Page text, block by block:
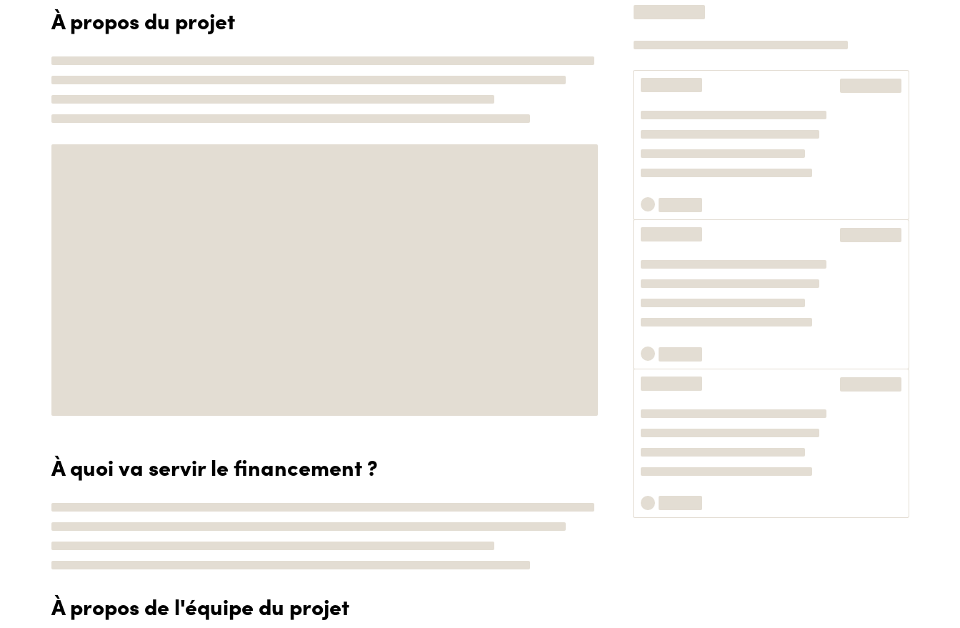
À propos du projet
À quoi va servir le financement ?
À propos de l'équipe du projet